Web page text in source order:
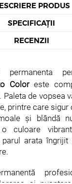
PRODUS
SPECIFICAȚII
RECENZII
permanenta
Coloreste
de vopsea
printre care sigur
și blândă
o culoare
parul arata